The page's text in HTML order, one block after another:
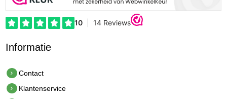
Informatie
Contact
Klantenservice